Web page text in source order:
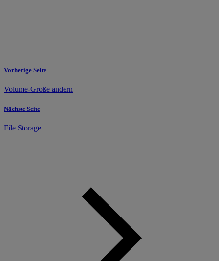
Vorherige Seite
Volume-Größe ändern
Nächste Seite
File Storage